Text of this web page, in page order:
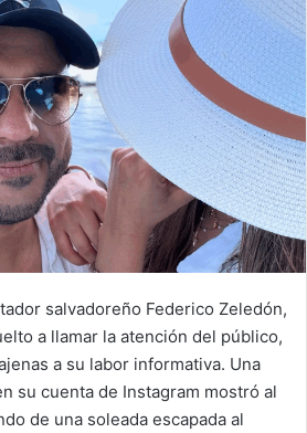
salvadoreño Federico Zeledón,
a llamar la atención del público,
a su labor informativa. Una
su cuenta de Instagram mostró al
de una soleada escapada al